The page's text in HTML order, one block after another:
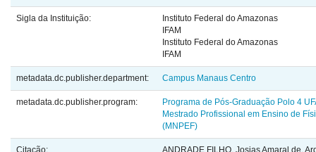
Sigla da Instituição:
Instituto Federal do Amazonas
IFAM
Instituto Federal do Amazonas
IFAM
metadata.dc.publisher.department: Campus Manaus Centro
metadata.dc.publisher.program:
Programa de Pós-Graduação Polo 4
Mestrado Profissional em Ensino de
(MNPEF)
Citação:
ANDRADE FILHO, Josias Amaral de.